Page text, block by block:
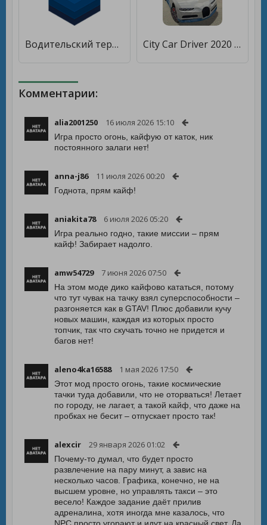
Водительский терминал Maxima Taxi [Без рекламы] City Car Driver 2020 [Бесплатные покупки]
Комментарии:
alia2001250 16 июля 2026 15:10
Игра просто огонь, кайфую от каток, ник
постоянного залаги нет!
anna-j86 11 июля 2026 00:20
Годнота, прям кайф!
aniakita78 6 июля 2026 05:20
Игра реально годно, такие миссии – прям
кайф! Забирает надолго.
amw54729 7 июня 2026 07:50
На этом моде дико кайфово кататься, потому
что тут чувак на тачку взял суперспособности –
разгоняется как в GTAV! Плюс добавили кучу
новых машин, каждая из которых просто
топчик, так что скучать точно не придется и
багов нет!
aleno4ka16588 1 мая 2026 17:50
Этот мод просто огонь, такие космические
тачки туда добавили, что не оторваться! Летает
по городу, не лагает, а такой кайф, что даже на
пробках не бесит – отпускает просто так!
alexcir 29 января 2026 01:02
Почему-то думал, что будет просто
развлечение на пару минут, а завис на
несколько часов. Графика, конечно, не на
высшем уровне, но управлять такси – это
весело! Каждое задание даёт прилив
адреналина, хотя иногда мне казалось, что